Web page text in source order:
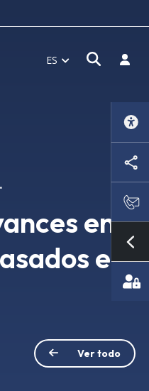
ES Abrir
en la luz
en
en
Ver todo